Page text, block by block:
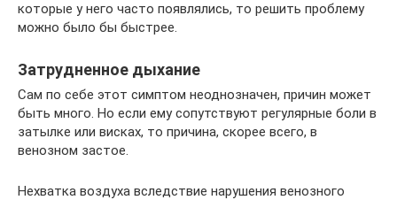
которые у него часто появлялись, то решить проблему
можно было бы быстрее.
Затрудненное дыхание
Сам по себе этот симптом неоднозначен, причин может
быть много. Но если ему сопутствуют регулярные боли в
затылке или висках, то причина, скорее всего, в
венозном застое.
Нехватка воздуха вследствие нарушения венозного